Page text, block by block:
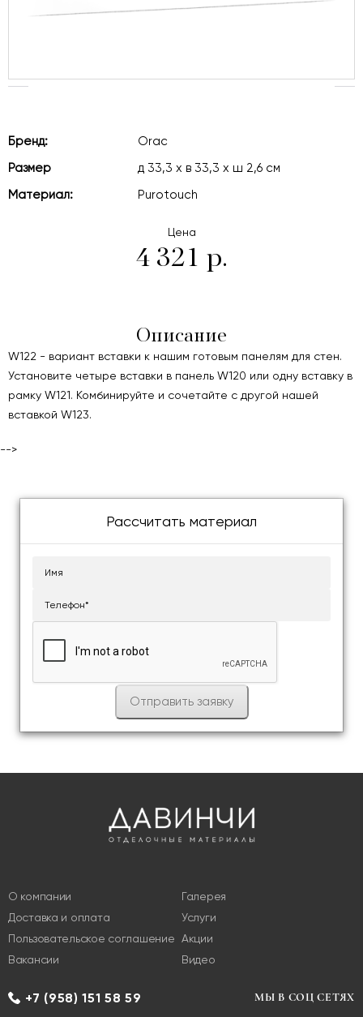
Бренд:
Orac
Размер
д 33,3 x в 33,3 x ш 2,6 см
Материал:
Purotouch
Цена
4 321 р.
Описание
W122 - вариант вставки к нашим готовым панелям для стен.
Установите четыре вставки в панель W120 или одну вставку в
рамку W121. Комбинируйте и сочетайте с другой нашей
вставкой W123.
-->
Рассчитать материал
О компании
Доставка и оплата
Пользовательское соглашение
Вакансии
Галерея
Услуги
Акции
Видео
+7 (958) 151 58 59 МЫ В СОЦ СЕТЯХ